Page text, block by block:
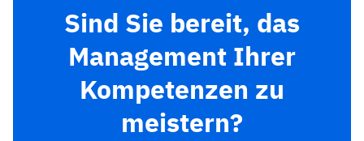
Sind Sie bereit, das
Management Ihrer
Kompetenzen zu
meistern?